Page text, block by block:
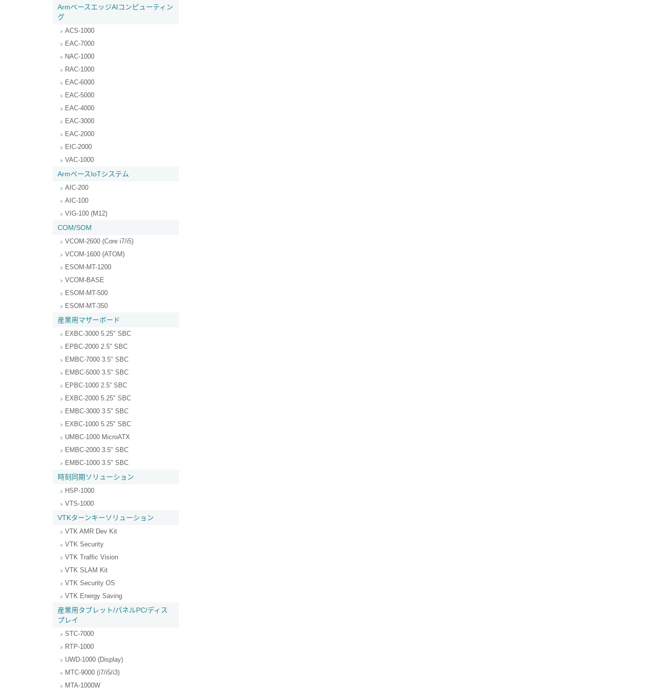
ArmベースエッジAIコンピューティン
グ
ACS-1000
EAC-7000
NAC-1000
RAC-1000
EAC-6000
EAC-5000
EAC-4000
EAC-3000
EAC-2000
EIC-2000
VAC-1000
ArmベースIoTシステム
AIC-200
AIC-100
VIG-100 (M12)
COM/SOM
VCOM-2600 (Core i7/i5)
VCOM-1600 (ATOM)
ESOM-MT-1200
VCOM-BASE
ESOM-MT-500
ESOM-MT-350
産業用マザーボード
EXBC-3000 5.25" SBC
EPBC-2000 2.5" SBC
EMBC-7000 3.5" SBC
EMBC-5000 3.5" SBC
EPBC-1000 2.5” SBC
EXBC-2000 5.25" SBC
EMBC-3000 3.5" SBC
EXBC-1000 5.25" SBC
UMBC-1000 MicroATX
EMBC-2000 3.5" SBC
EMBC-1000 3.5" SBC
時刻同期ソリューション
HSP-1000
VTS-1000
VTKターンキーソリューション
VTK AMR Dev Kit
VTK Security
VTK Traffic Vision
VTK SLAM Kit
VTK Security OS
VTK Energy Saving
産業用タブレット/パネルPC/ディス
プレイ
STC-7000
RTP-1000
UWD-1000 (Display)
MTC-9000 (i7/i5/i3)
MTA-1000W